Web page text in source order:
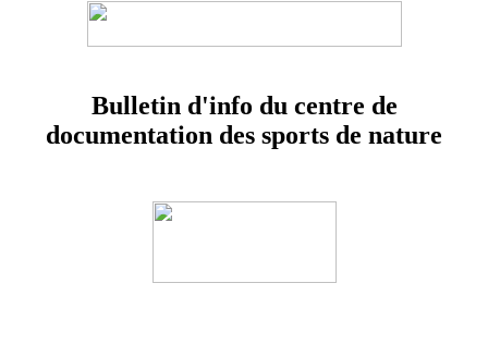
Bulletin d'info du centre de
documentation des sports de nature